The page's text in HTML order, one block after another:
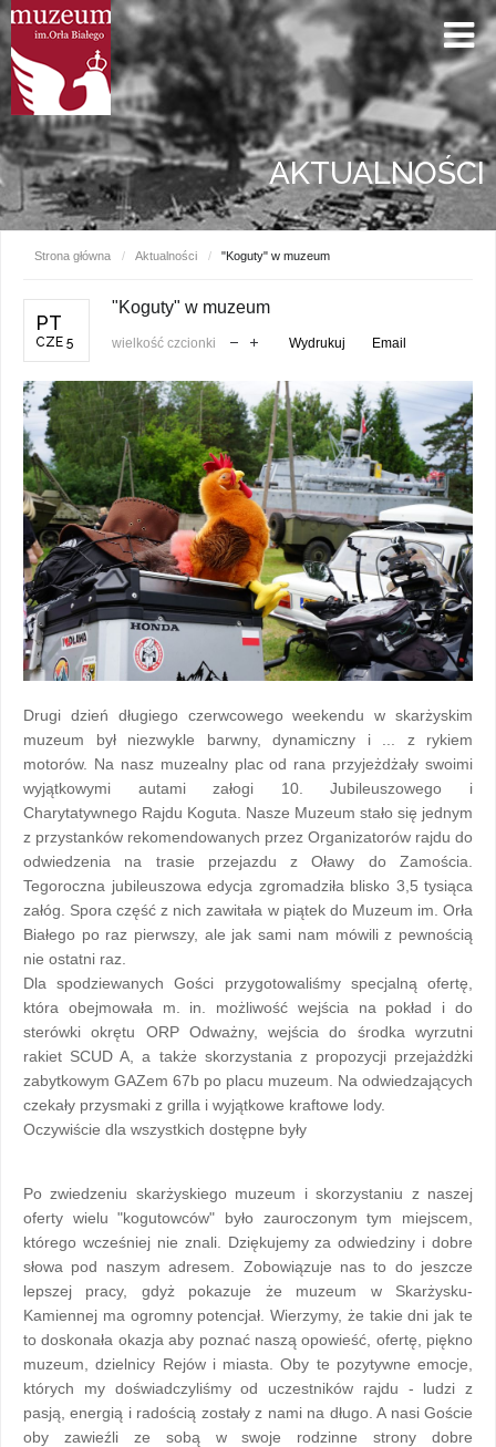
AKTUALNOŚCI
Strona główna / Aktualności / "Koguty" w muzeum
PT
CZE 5
"Koguty" w muzeum
wielkość czcionki Wydrukuj Email
Drugi dzień długiego czerwcowego weekendu w skarżyskim
muzeum był niezwykle barwny, dynamiczny i ... z rykiem
motorów. Na nasz muzealny plac od rana przyjeżdżały swoimi
wyjątkowymi autami załogi 10. Jubileuszowego i
Charytatywnego Rajdu Koguta. Nasze Muzeum stało się jednym
z przystanków rekomendowanych przez Organizatorów rajdu do
odwiedzenia na trasie przejazdu z Oławy do Zamościa.
Tegoroczna jubileuszowa edycja zgromadziła blisko 3,5 tysiąca
załóg. Spora część z nich zawitała w piątek do Muzeum im. Orła
Białego po raz pierwszy, ale jak sami nam mówili z pewnością
nie ostatni raz.
Dla spodziewanych Gości przygotowaliśmy specjalną ofertę,
która obejmowała m. in. możliwość wejścia na pokład i do
sterówki okrętu ORP Odważny, wejścia do środka wyrzutni
rakiet SCUD A, a także skorzystania z propozycji przejażdżki
zabytkowym GAZem 67b po placu muzeum. Na odwiedzających
czekały przysmaki z grilla i wyjątkowe kraftowe lody.
Oczywiście dla wszystkich dostępne były
Po zwiedzeniu skarżyskiego muzeum i skorzystaniu z naszej
oferty wielu "kogutowców" było zauroczonym tym miejscem,
którego wcześniej nie znali. Dziękujemy za odwiedziny i dobre
słowa pod naszym adresem. Zobowiązuje nas to do jeszcze
lepszej pracy, gdyż pokazuje że muzeum w Skarżysku-
Kamiennej ma ogromny potencjał. Wierzymy, że takie dni jak te
to doskonała okazja aby poznać naszą opowieść, ofertę, piękno
muzeum, dzielnicy Rejów i miasta. Oby te pozytywne emocje,
których my doświadczyliśmy od uczestników rajdu - ludzi z
pasją, energią i radością zostały z nami na długo. A nasi Goście
oby zawieźli ze sobą w swoje rodzinne strony dobre